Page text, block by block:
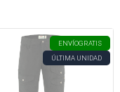
ENVÍOGRATIS
ÚLTIMA UNIDAD